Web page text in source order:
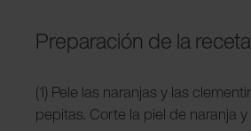
Preparación de la receta
(1) Pele las naranjas y las
pepitas. Corte la piel de naranja